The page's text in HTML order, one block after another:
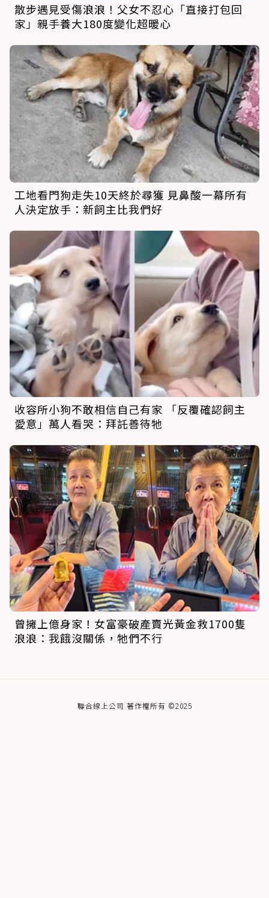
散步遇見受傷浪浪！父女不忍心「直接打包回
家」親手養大180度變化超暖心
工地看門狗走失10天終於尋獲 見鼻酸一幕所有
人決定放手：新飼主比我們好
收容所小狗不敢相信自己有家 「反覆確認飼主
愛意」萬人看哭：拜託善待牠
曾擁上億身家！女富豪破產賣光黃金救1700隻
浪浪：我餓沒關係，牠們不行
聯合線上公司 著作權所有 ©2025